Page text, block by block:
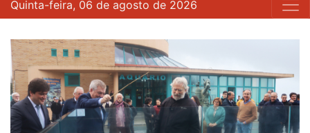
Quinta-feira, 06 de agosto de 2026